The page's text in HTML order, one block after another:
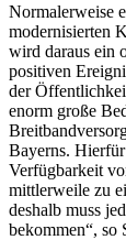
Normalerweise
modernisierten
wird daraus ein
positiven
der
enorm große
Bayerns.
Verfügbarkeit
mittlerweile zu
deshalb muss
bekommen“, so